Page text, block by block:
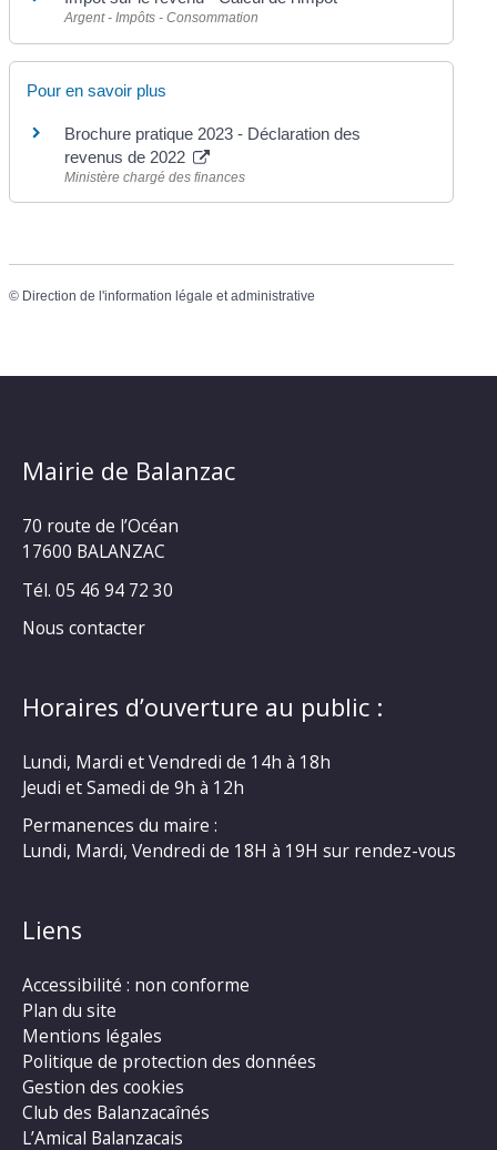
Argent - Impôts - Consommation
Pour en savoir plus
Brochure pratique 2023 - Déclaration des
revenus de 2022
Ministère chargé des finances
© Direction de l'information légale et administrative
Mairie de Balanzac
70 route de l’Océan
17600 BALANZAC
Tél. 05 46 94 72 30
Nous contacter
Horaires d’ouverture au public :
Lundi, Mardi et Vendredi de 14h à 18h
Jeudi et Samedi de 9h à 12h
Permanences du maire :
Lundi, Mardi, Vendredi de 18H à 19H sur rendez-vous
Liens
Accessibilité : non conforme
Plan du site
Mentions légales
Politique de protection des données
Gestion des cookies
Club des Balanzacaînés
L’Amical Balanzacais